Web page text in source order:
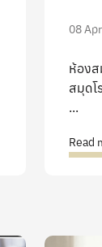
08
ห้องส
สมุดโ
...
Read